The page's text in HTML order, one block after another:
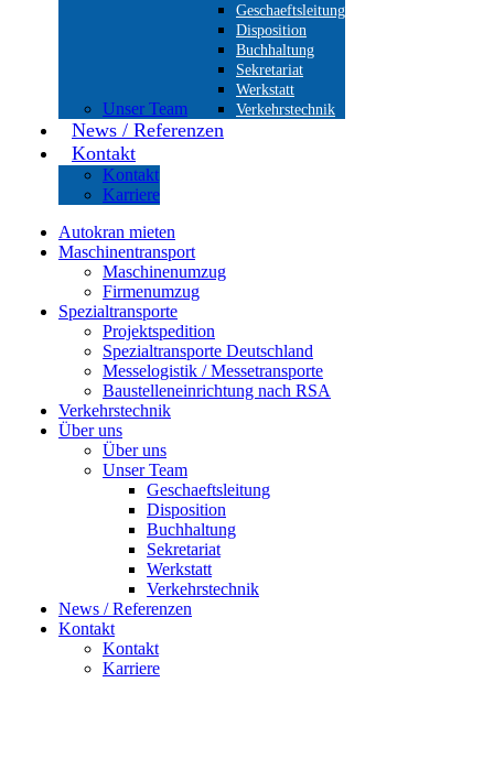
Unser Team
Geschaeftsleitung
Disposition
Buchhaltung
Sekretariat
Werkstatt
Verkehrstechnik
News / Referenzen
Kontakt
Kontakt
Karriere
Autokran mieten
Maschinentransport
Maschinenumzug
Firmenumzug
Spezialtransporte
Projektspedition
Spezialtransporte Deutschland
Messelogistik / Messetransporte
Baustelleneinrichtung nach RSA
Verkehrstechnik
Über uns
Über uns
Unser Team
Geschaeftsleitung
Disposition
Buchhaltung
Sekretariat
Werkstatt
Verkehrstechnik
News / Referenzen
Kontakt
Kontakt
Karriere